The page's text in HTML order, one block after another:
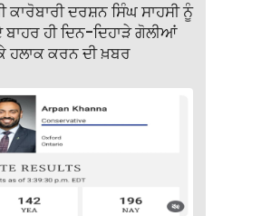
ਕਾਰੋਬਾਰੀ ਦਰਸ਼ਨ ਸਿੰਘ ਸਾਹਸੀ ਨੂੰ
ਹੀ ਦਿਨ-ਦਿਹਾੜੇ ਗੋਲੀਆਂ
ਹਲਾਕ ਕਰਨ ਦੀ ਖ਼ਬਰ